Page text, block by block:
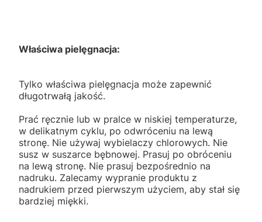
Właściwa pielęgnacja:
Tylko właściwa pielęgnacja może zapewnić
długotrwałą jakość.
Prać ręcznie lub w pralce w niskiej temperaturze,
w delikatnym cyklu, po odwróceniu na lewą
stronę. Nie używaj wybielaczy chlorowych. Nie
susz w suszarce bębnowej. Prasuj po obróceniu
na lewą stronę. Nie prasuj bezpośrednio na
nadruku. Zalecamy wypranie produktu z
nadrukiem przed pierwszym użyciem, aby stał się
bardziej miękki.